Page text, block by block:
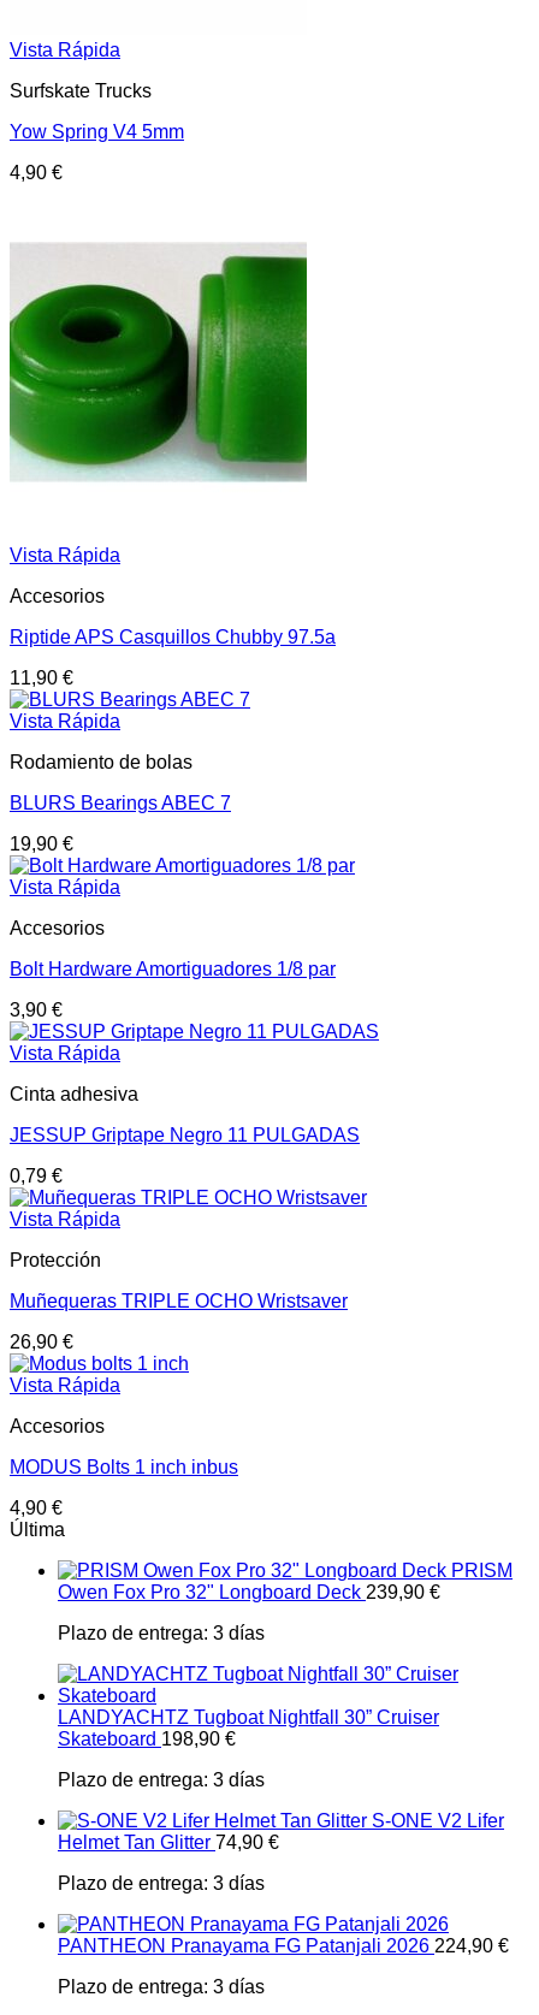
Vista Rápida
Surfskate Trucks
Yow Spring V4 5mm
4,90 €
Vista Rápida
Accesorios
Riptide APS Casquillos Chubby 97.5a
11,90 €
Vista Rápida
Rodamiento de bolas
BLURS Bearings ABEC 7
19,90 €
Vista Rápida
Accesorios
Bolt Hardware Amortiguadores 1/8 par
3,90 €
Vista Rápida
Cinta adhesiva
JESSUP Griptape Negro 11 PULGADAS
0,79 €
Vista Rápida
Protección
Muñequeras TRIPLE OCHO Wristsaver
26,90 €
Vista Rápida
Accesorios
MODUS Bolts 1 inch inbus
4,90 €
Última
PRISM
Owen Fox Pro 32" Longboard Deck 239,90 €
Plazo de entrega: 3 días
LANDYACHTZ Tugboat Nightfall 30” Cruiser
Skateboard 198,90 €
Plazo de entrega: 3 días
S-ONE V2 Lifer
Helmet Tan Glitter 74,90 €
Plazo de entrega: 3 días
PANTHEON Pranayama FG Patanjali 2026 224,90 €
Plazo de entrega: 3 días